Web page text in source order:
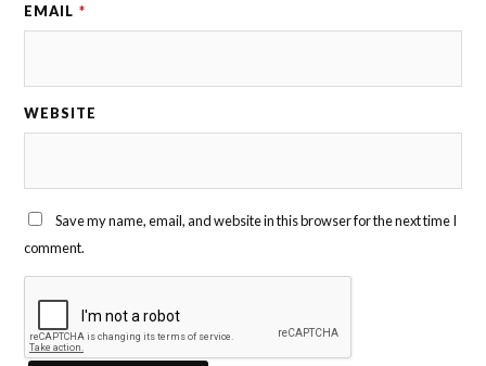
EMAIL *
WEBSITE
Save my name, email, and website in this browser for the next time I
comment.